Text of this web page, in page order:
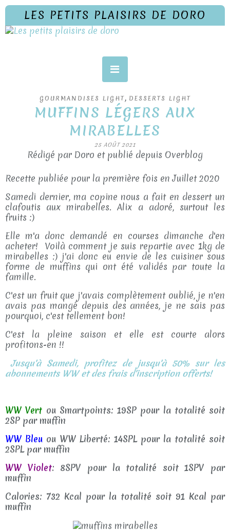
LES PETITS PLAISIRS DE DORO
GOURMANDISES LIGHT, DESSERTS LIGHT
MUFFINS LÉGERS AUX
MIRABELLES
25 AOÛT 2021
Rédigé par Doro et publié depuis Overblog
Recette publiée pour la première fois en Juillet 2020
Samedi dernier, ma copine nous a fait en dessert un
clafoutis aux mirabelles. Alix a adoré, surtout les
fruits :)
Elle m'a donc demandé en courses dimanche d'en
acheter! Voilà comment je suis repartie avec 1kg de
mirabelles :) j'ai donc eu envie de les cuisiner sous
forme de muffins qui ont été validés par toute la
famille.
C'est un fruit que j'avais complètement oublié, je n'en
avais pas mangé depuis des années, je ne sais pas
pourquoi, c'est tellement bon!
C'est la pleine saison et elle est courte alors
profitons-en !!
Jusqu'à Samedi, profitez de jusqu'à 50% sur les
abonnements WW et des frais d'inscription offerts!
WW Vert ou Smartpoints: 19SP pour la totalité soit
2SP par muffin
WW Bleu ou WW Liberté: 14SPL pour la totalité soit
2SPL par muffin
WW Violet: 8SPV pour la totalité soit 1SPV par
muffin
Calories: 732 Kcal pour la totalité soit 91 Kcal par
muffin